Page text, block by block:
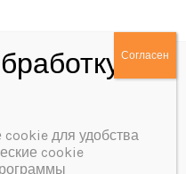
для удобства
cookie